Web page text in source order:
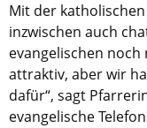
Mit der
inzwischen auch
evangelischen noch
attraktiv, aber wir
dafür“, sagt
evangelische